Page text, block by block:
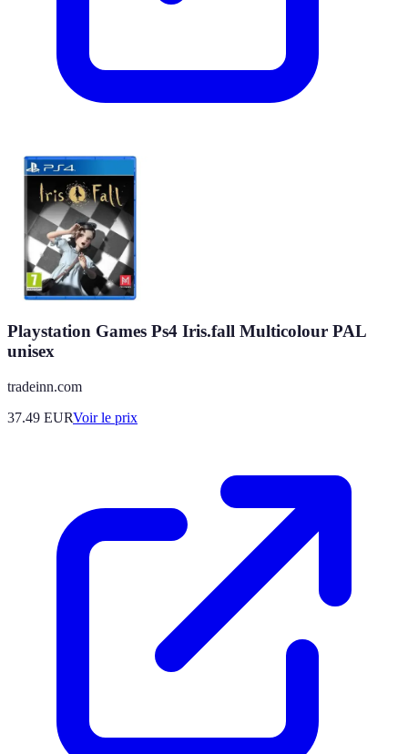
Playstation Games Ps4 Iris.fall Multicolour PAL
unisex
tradeinn.com
37.49 EURVoir le prix